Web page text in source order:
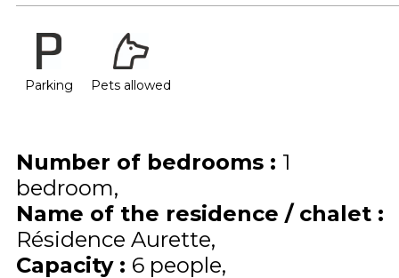
Parking Pets allowed
Number of bedrooms : 1
bedroom
Name of the residence / chalet :
Résidence Aurette
Capacity : 6 people